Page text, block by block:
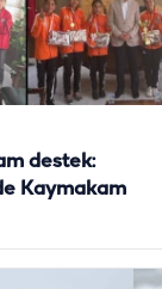
destek:
Kaymakam